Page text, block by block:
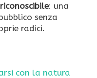
: una
senza
radici.
con la natura